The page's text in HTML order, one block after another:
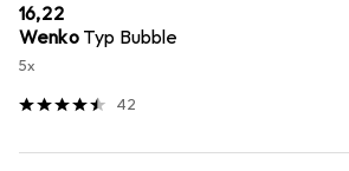
EUR
16,22
Wenko Typ Bubble
5x
42